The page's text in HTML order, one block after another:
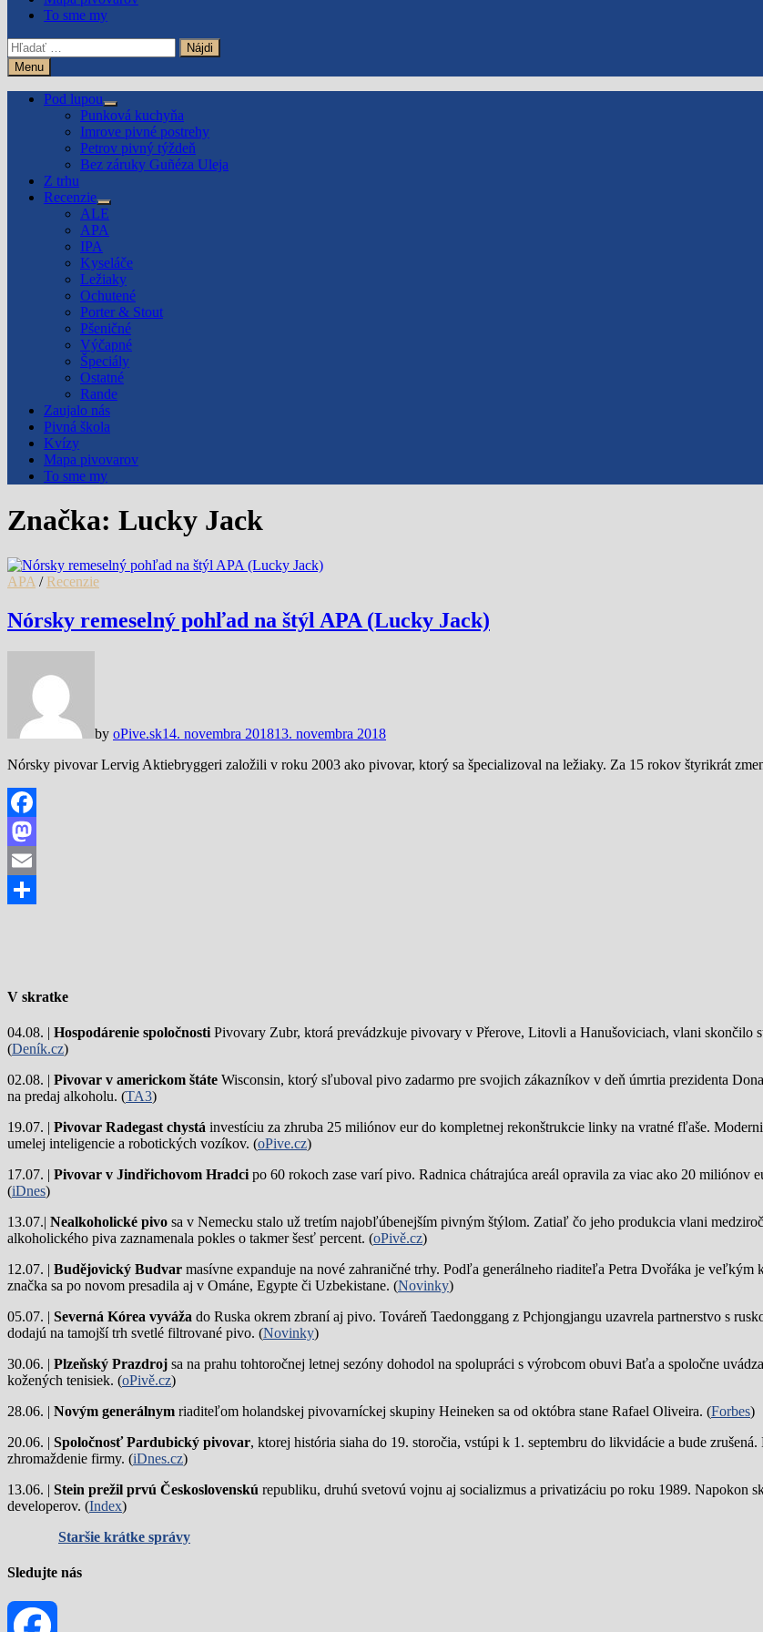
To sme my
Hľadať:
Menu
Pod lupou
Show
sub
menu
Punková kuchyňa
Imrove pivné postrehy
Petrov pivný týždeň
Bez záruky Guñéza Uleja
Z trhu
Recenzie
Show
sub
menu
ALE
APA
IPA
Kyseláče
Ležiaky
Ochutené
Porter & Stout
Pšeničné
Výčapné
Špeciály
Ostatné
Rande
Zaujalo nás
Pivná škola
Kvízy
Mapa pivovarov
To sme my
Značka: Lucky Jack
APA / Recenzie
Nórsky remeselný pohľad na štýl APA (Lucky Jack)
by oPive.sk14. novembra 201813. novembra 2018
Nórsky pivovar Lervig Aktiebryggeri založili v roku 2003 ako pivovar, ktorý sa špecializoval na ležiaky. Za 15 rokov štyrikrát
Facebook
Mastodon
Email
V skratke
04.08. | Hospodárenie spoločnosti Pivovary Zubr, ktorá prevádzkuje pivovary v Přerove, Litovli a Hanušoviciach, vlani skončilo
(Deník.cz)
02.08. | Pivovar v americkom štáte Wisconsin, ktorý sľuboval pivo zadarmo pre svojich zákazníkov v deň úmrtia prezidenta
na predaj alkoholu. (TA3)
19.07. | Pivovar Radegast chystá investíciu za zhruba 25 miliónov eur do kompletnej rekonštrukcie linky na vratné fľaše.
umelej inteligencie a robotických vozíkov. (oPive.cz)
17.07. | Pivovar v Jindřichovom Hradci po 60 rokoch zase varí pivo. Radnica chátrajúca areál opravila za viac ako 20 miliónov
(iDnes)
13.07.| Nealkoholické pivo sa v Nemecku stalo už tretím najobľúbenejším pivným štýlom. Zatiaľ čo jeho produkcia vlani
alkoholického piva zaznamenala pokles o takmer šesť percent. (oPivě.cz)
12.07. | Budějovický Budvar masívne expanduje na nové zahraničné trhy. Podľa generálneho riaditeľa Petra Dvořáka je veľkým
značka sa po novom presadila aj v Ománe, Egypte či Uzbekistane. (Novinky)
05.07. | Severná Kórea vyváža do Ruska okrem zbraní aj pivo. Továreň Taedonggang z Pchjongjangu uzavrela partnerstvo s
dodajú na tamojší trh svetlé filtrované pivo. (Novinky)
30.06. | Plzeňský Prazdroj sa na prahu tohtoročnej letnej sezóny dohodol na spolupráci s výrobcom obuvi Baťa a spoločne
kožených tenisiek. (oPivě.cz)
28.06. | Novým generálnym riaditeľom holandskej pivovarníckej skupiny Heineken sa od októbra stane Rafael Oliveira. (Forbes)
20.06. | Spoločnosť Pardubický pivovar, ktorej história siaha do 19. storočia, vstúpi k 1. septembru do likvidácie a bude
zhromaždenie firmy. (iDnes.cz)
13.06. | Stein prežil prvú Československú republiku, druhú svetovú vojnu aj socializmus a privatizáciu po roku 1989. Napokon
developerov. (Index)
Staršie krátke správy
Sledujte nás